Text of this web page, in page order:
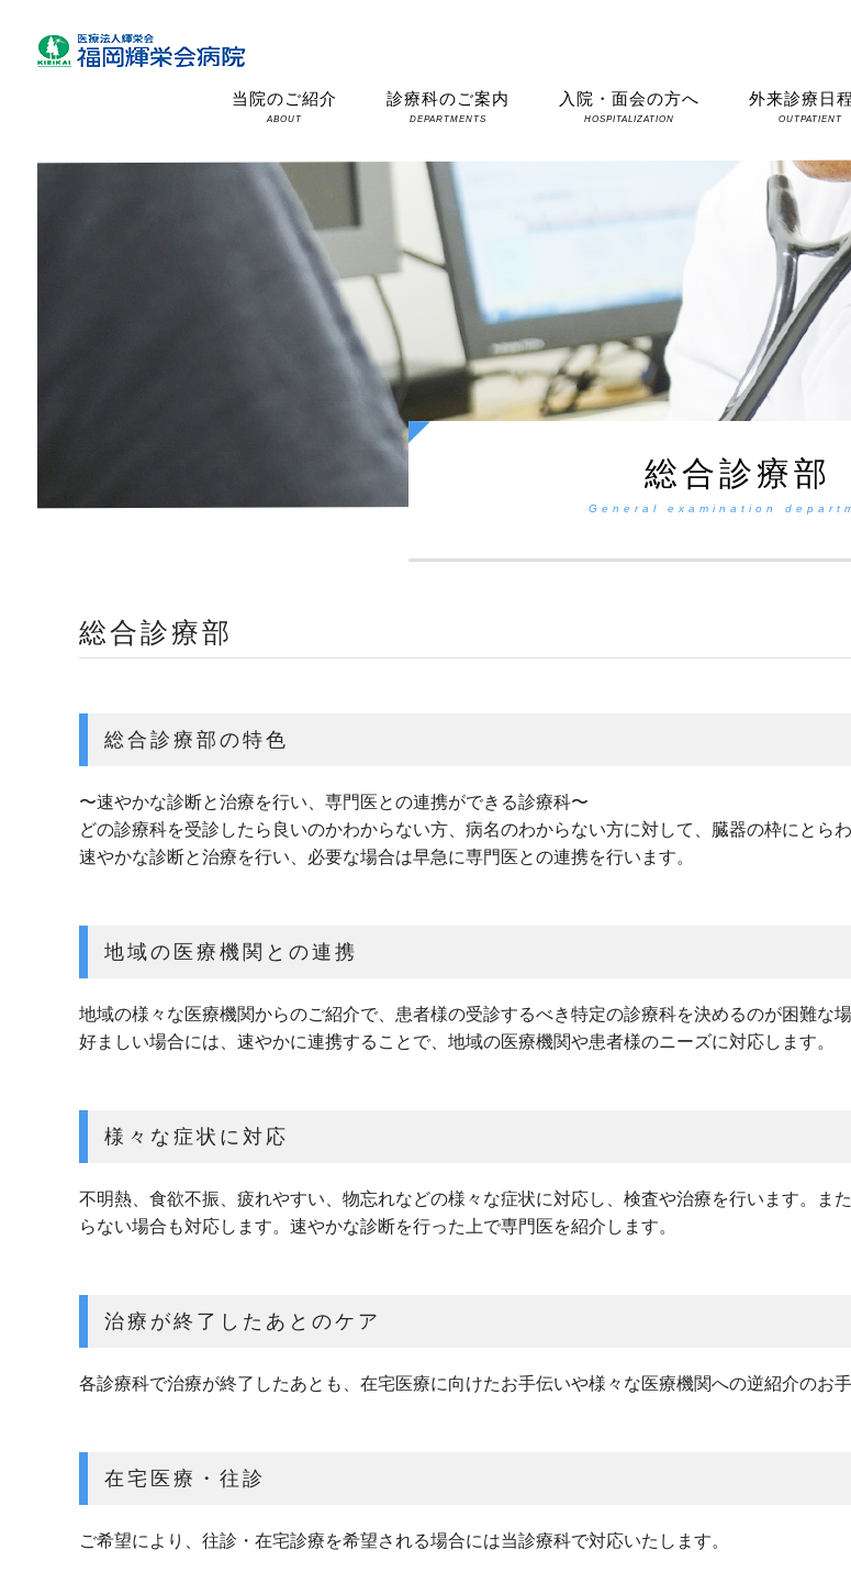
外来診療日
OUTPATIENT
入院・面会の方へ
HOSPITALIZATION
診療科のご案内
DEPARTMENTS
当院のご紹介
ABOUT
総合診療部
General examination
総合診療部
総合診療部の特色
〜速やかな診断と治療を行い、専門医との連携ができる診療科〜
どの診療科を受診したら良いのかわからない方、病名のわからない方に対して、臓器の枠にとら
速やかな診断と治療を行い、必要な場合は早急に専門医との連携を行います。
地域の医療機関との連携
地域の様々な医療機関からのご紹介で、患者様の受診するべき特定の診療科を決めるのが困難
好ましい場合には、速やかに連携することで、地域の医療機関や患者様のニーズに対応します。
様々な症状に対応
不明熱、食欲不振、疲れやすい、物忘れなどの様々な症状に対応し、検査や治療を行います。
らない場合も対応します。速やかな診断を行った上で専門医を紹介します。
治療が終了したあとのケア
各診療科で治療が終了したあとも、在宅医療に向けたお手伝いや様々な医療機関への逆紹介のお手
在宅医療・往診
ご希望により、往診・在宅診療を希望される場合には当診療科で対応いたします。